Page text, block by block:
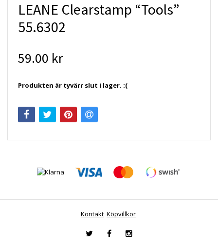
LEANE Clearstamp “Tools”
55.6302
59.00 kr
Produkten är tyvärr slut i lager. :(
Kontakt Köpvillkor